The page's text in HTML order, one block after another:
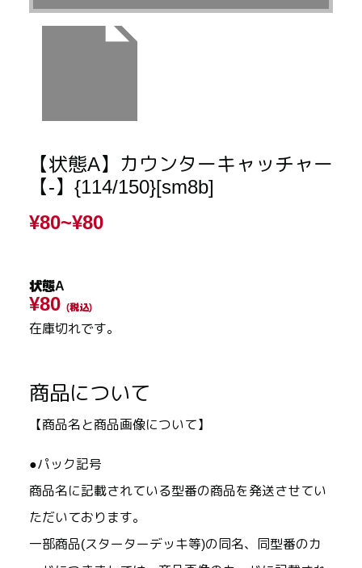
【状態A】カウンターキャッチャー
【-】{114/150}[sm8b]
¥80~¥80
状態A
¥80 (税込)
在庫切れです。
商品について
【商品名と商品画像について】
●パック記号
商品名に記載されている型番の商品を発送させてい
ただいております。
一部商品(スターターデッキ等)の同名、同型番のカ